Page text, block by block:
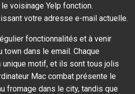
voisinage Yelp fonction.
votre adresse e-mail actuelle.
fonctionnalités et à venir
town dans le email. Chaque
motif, et ils sont tous jolis
Mac combat présente le
fromage dans le city, tandis que